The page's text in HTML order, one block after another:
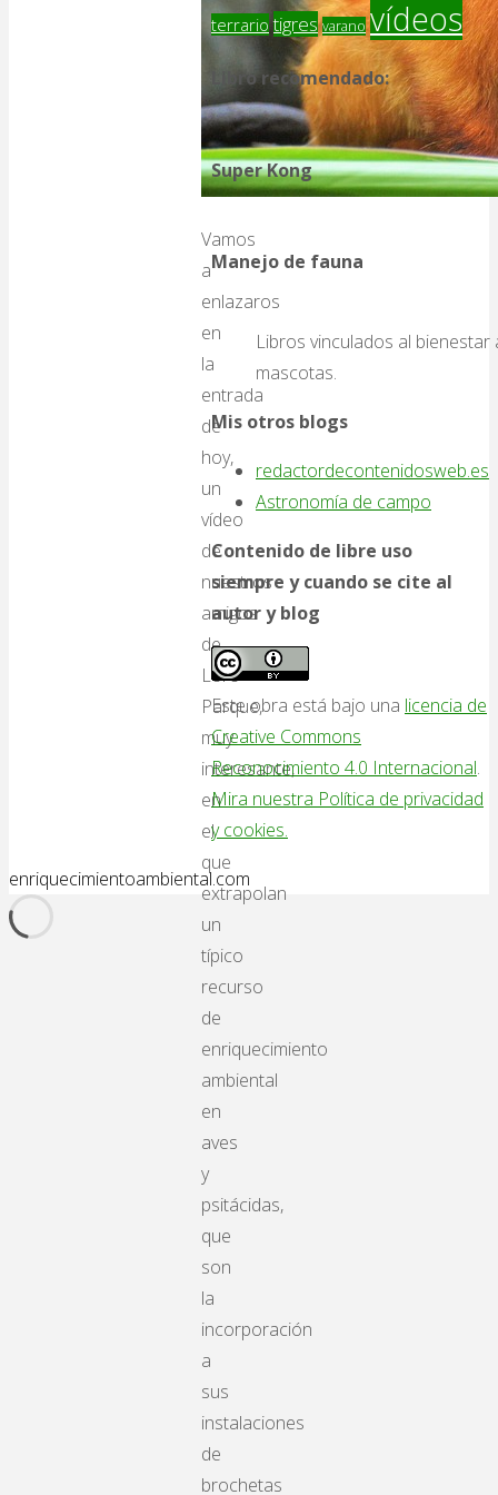
Vamos
a
enlazaros
en
la
entrada
de
hoy,
un
vídeo
de
nuestros
amigos
de
Loro
Parque,
muy
interesante,
en
el
que
extrapolan
un
típico
recurso
de
enriquecimiento
ambiental
en
aves
y
psitácidas,
que
son
la
incorporación
a
sus
instalaciones
de
brochetas
terrario tigres varano vídeos
Libro recomendado:
Super Kong
Manejo de fauna
Libros vinculados al bienestar
mascotas.
Mis otros blogs
redactordecontenidosweb.es
Astronomía de campo
Contenido de libre uso
siempre y cuando se cite al
autor y blog
Este obra está bajo una licencia de
Creative Commons
Reconocimiento 4.0 Internacional.
Mira nuestra Política de privacidad
y cookies.
enriquecimientoambiental.com